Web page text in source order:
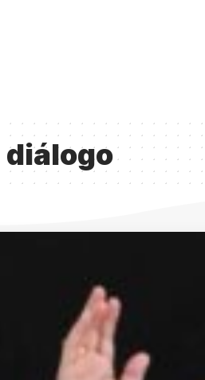
diálogo